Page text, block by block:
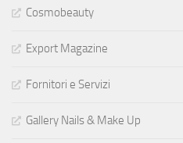
Cosmobeauty
Export Magazine
Fornitori e Servizi
Gallery Nails & Make Up